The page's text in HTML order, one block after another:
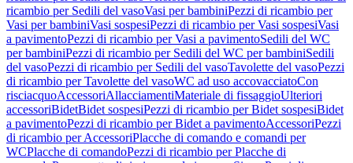
ricambio per Sedili del vasoVasi per bambiniPezzi di ricambio per
Vasi per bambiniVasi sospesiPezzi di ricambio per Vasi sospesiVasi
a pavimentoPezzi di ricambio per Vasi a pavimentoSedili del WC
per bambiniPezzi di ricambio per Sedili del WC per bambiniSedili
del vasoPezzi di ricambio per Sedili del vasoTavolette del vasoPezzi
di ricambio per Tavolette del vasoWC ad uso accovacciatoCon
risciacquoAccessoriAllacciamentiMateriale di fissaggioUlteriori
accessoriBidetBidet sospesiPezzi di ricambio per Bidet sospesiBidet
a pavimentoPezzi di ricambio per Bidet a pavimentoAccessoriPezzi
di ricambio per AccessoriPlacche di comando e comandi per
WCPlacche di comandoPezzi di ricambio per Placche di